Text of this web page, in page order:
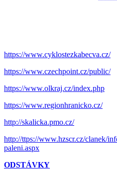
https://www.cyklostezkabecva.cz/
https://www.czechpoint.cz/public/
https://www.olkraj.cz/index.php
https://www.regionhranicko.cz/
http://skalicka.pmo.cz/
http://ttps://www.hzscr.cz/clanek/
paleni.aspx
ODSTÁVKY